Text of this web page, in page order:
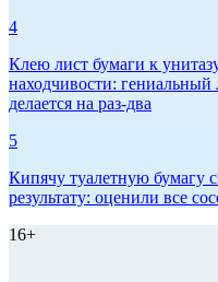
4
Клею лист бумаги к
находчивости: гениальный
делается на раз-два
5
Кипячу туалетную бумагу
результату: оценили все
16+